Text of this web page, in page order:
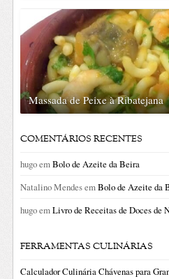
Massada de Peixe à Ribatejana
COMENTÁRIOS RECENTES
hugoemBolo de Azeite da Beira
Natalino MendesemBolo de Azeite da
hugoemLivro de Receitas de Doces de
FERRAMENTAS CULINÁRIAS
Calculador Culinária Chávenas para